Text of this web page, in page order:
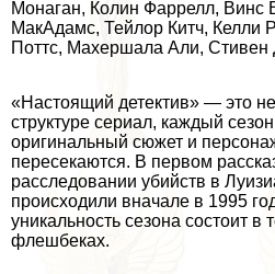
Монаган, Колин Фаррелл, Винс
МакАдамс, Тейлор Китч, Келли
Поттс, Махершала Али,
«Настоящий детектив» — это
структуре сериал, каждый
оригинальный сюжет и
пересекаются. В первом
расследовании убийств в
происходили вначале в 1995
уникальность сезона состоит в
флешбеках.